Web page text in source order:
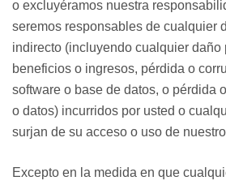
o excluyéramos nuestra
seremos responsables de cualquier
indirecto (incluyendo cualquier daño
beneficios o ingresos, pérdida o
software o base de datos, o pérdida
o datos) incurridos por usted o
surjan de su acceso o uso de
Excepto en la medida en que